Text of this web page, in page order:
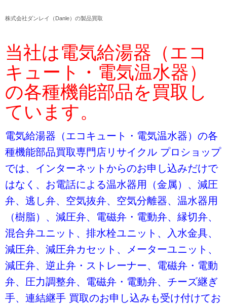
株式会社ダンレイ（Danle）の製品買取
当社は電気給湯器（エコ
キュート・電気温水器）
の各種機能部品を買取し
ています。
電気給湯器（エコキュート・電気温水器）の各
種機能部品買取専門店リサイクル プロショップ
では、インターネットからのお申し込みだけで
はなく、お電話による温水器用（金属）、減圧
弁、逃し弁、空気抜弁、空気分離器、温水器用
（樹脂）、減圧弁、電磁弁・電動弁、縁切弁、
混合弁ユニット、排水栓ユニット、入水金具、
減圧弁、減圧弁カセット、メーターユニット、
減圧弁、逆止弁・ストレーナー、電磁弁・電動
弁、圧力調整弁、電磁弁・電動弁、チーズ継ぎ
手、連結継手 買取のお申し込みも受け付けてお